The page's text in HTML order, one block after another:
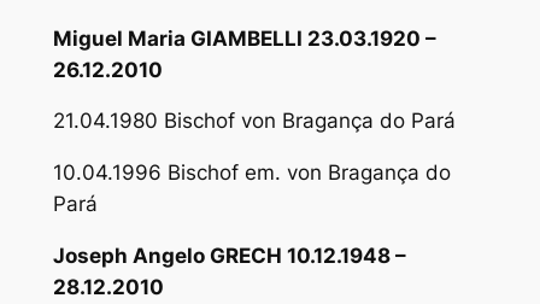
Miguel Maria GIAMBELLI 23.03.1920 –
26.12.2010
21.04.1980 Bischof von Bragança do Pará
10.04.1996 Bischof em. von Bragança do
Pará
Joseph Angelo GRECH 10.12.1948 –
28.12.2010